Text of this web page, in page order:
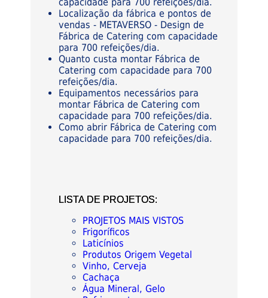
Localização da fábrica e pontos de
vendas - METAVERSO - Design de
Fábrica de Catering com capacidade
para 700 refeições/dia.
Quanto custa montar Fábrica de
Catering com capacidade para 700
refeições/dia.
Equipamentos necessários para
montar Fábrica de Catering com
capacidade para 700 refeições/dia.
Como abrir Fábrica de Catering com
capacidade para 700 refeições/dia.
LISTA DE PROJETOS:
PROJETOS MAIS VISTOS
Frigoríficos
Laticínios
Produtos Origem Vegetal
Vinho, Cerveja
Cachaça
Água Mineral, Gelo